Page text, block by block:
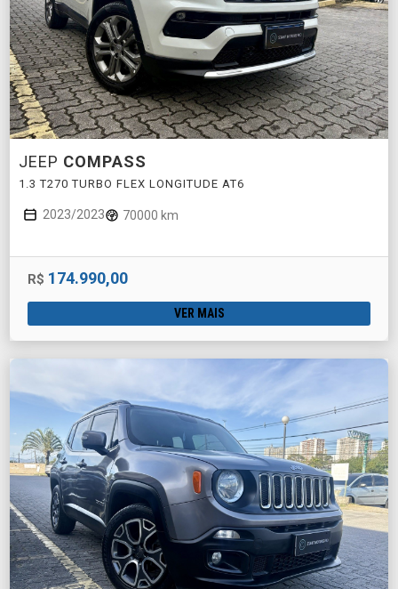
JEEP COMPASS
1.3 T270 TURBO FLEX LONGITUDE AT6
2023/2023 70000 km
R$ 174.990,00
VER MAIS